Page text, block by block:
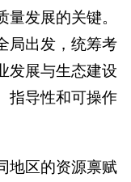
发展的关键。
局出发，统筹考
发展与生态建设
指导性和可操作
地区的资源禀赋